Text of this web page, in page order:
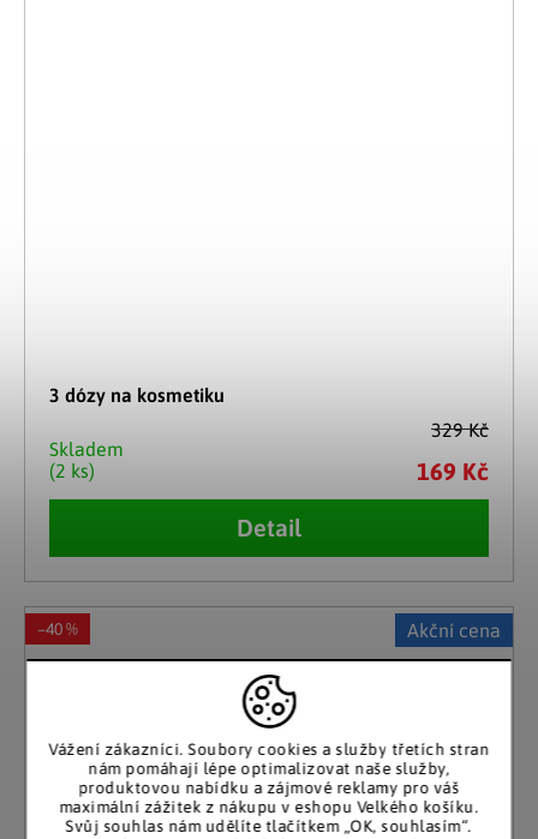
Vážení zákazníci. Soubory cookies a služby třetích stran
nám pomáhají lépe optimalizovat naše služby,
produktovou nabídku a zájmové reklamy pro váš
maximální zážitek z nákupu v eshopu Velkého košíku.
Svůj souhlas nám udělíte tlačítkem „OK, souhlasím“.
329 Kč
3 dózy na kosmetiku
Skladem
(2 ks)
169 Kč
Detail
Akční cena
–40 %